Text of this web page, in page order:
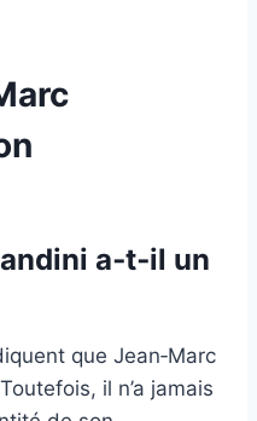
a‑t‑il un
que Jean‑Marc
il n’a jamais